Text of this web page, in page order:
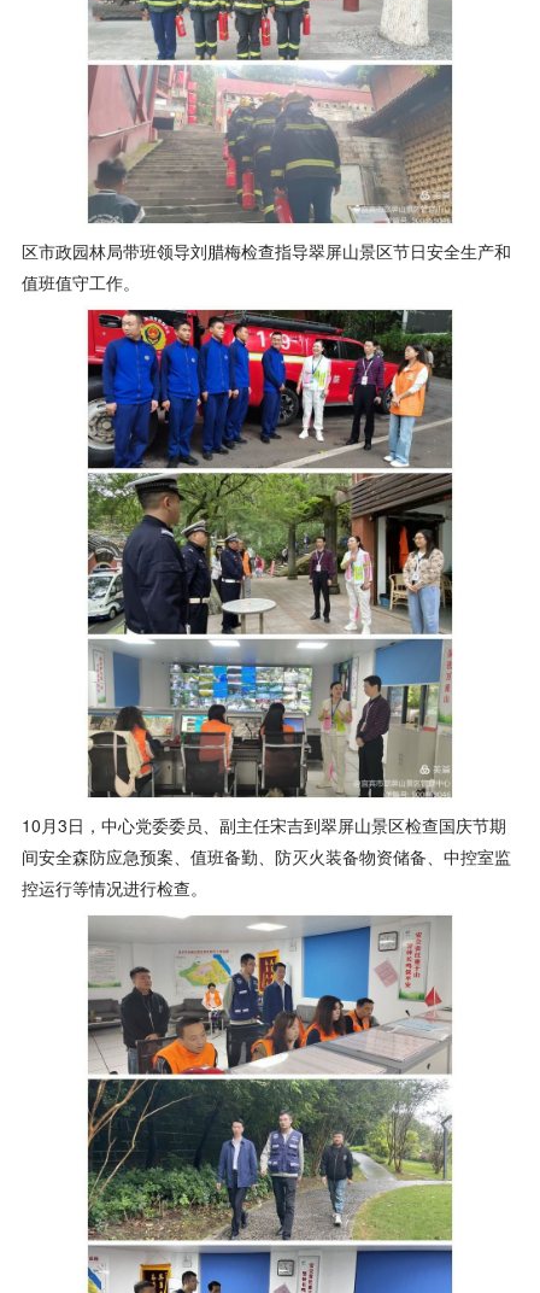
区市政园林局带班领导刘腊梅检查指导翠屏山景区节日安全生产和
值班值守工作。
10月3日，中心党委委员、副主任宋吉到翠屏山景区检查国庆节期
间安全森防应急预案、值班备勤、防灭火装备物资储备、中控室监
控运行等情况进行检查。